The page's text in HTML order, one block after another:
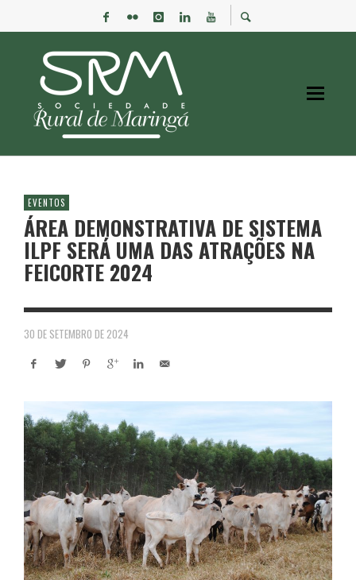
EVENTOS
ÁREA DEMONSTRATIVA DE SISTEMA
ILPF SERÁ UMA DAS ATRAÇÕES NA
FEICORTE 2024
30 DE SETEMBRO DE 2024